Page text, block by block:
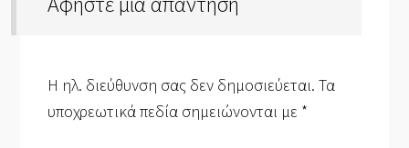
Η ηλ. διεύθυνση σας δεν δημοσιεύεται. Τα
υποχρεωτικά πεδία σημειώνονται με *